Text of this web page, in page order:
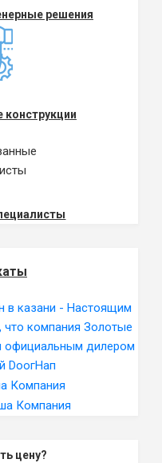
решения
цену?